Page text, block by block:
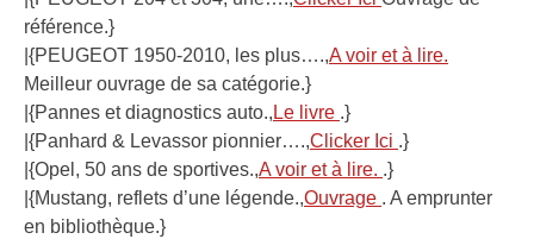
référence.}
|{PEUGEOT 1950-2010, les plus….,A voir et à lire.
Meilleur ouvrage de sa catégorie.}
|{Pannes et diagnostics auto., Le livre .}
|{Panhard & Levassor pionnier….,Clicker Ici .}
|{Opel, 50 ans de sportives.,A voir et à lire. .}
|{Mustang, reflets d’une légende.,Ouvrage . A emprunter
en bibliothèque.}